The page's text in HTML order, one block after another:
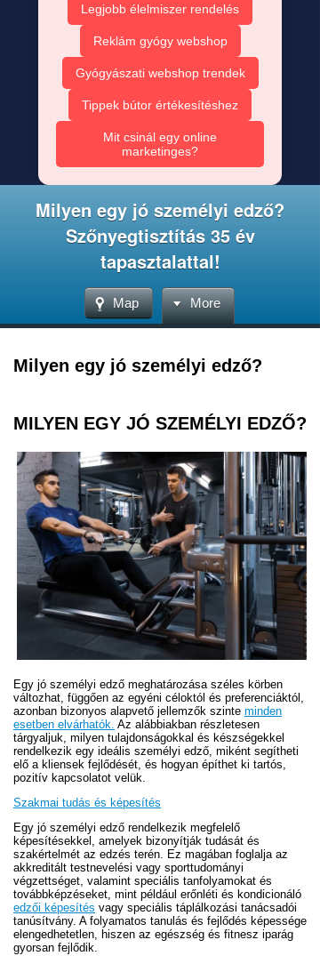
Legjobb élelmiszer rendelés
Reklám gyógy webshop
Gyógyászati webshop trendek
Tippek bútor értékesítéshez
Mit csinál egy online
marketinges?
Milyen egy jó személyi edző?
Szőnyegtisztítás 35 év
tapasztalattal!
Map More
Milyen egy jó személyi edző?
MILYEN EGY JÓ SZEMÉLYI EDZŐ?
Egy jó személyi edző meghatározása széles körben
változhat, függően az egyéni céloktól és preferenciáktól,
azonban bizonyos alapvető jellemzők szinte minden
esetben elvárhatók. Az alábbiakban részletesen
tárgyaljuk, milyen tulajdonságokkal és készségekkel
rendelkezik egy ideális személyi edző, miként segítheti
elő a kliensek fejlődését, és hogyan építhet ki tartós,
pozitív kapcsolatot velük.
Szakmai tudás és képesítés
Egy jó személyi edző rendelkezik megfelelő
képesítésekkel, amelyek bizonyítják tudását és
szakértelmét az edzés terén. Ez magában foglalja az
akkreditált testnevelési vagy sporttudományi
végzettséget, valamint speciális tanfolyamokat és
továbbképzéseket, mint például erőnléti és kondicionáló
edzői képesítés vagy speciális táplálkozási tanácsadói
tanúsítvány. A folyamatos tanulás és fejlődés képessége
elengedhetetlen, hiszen az egészség és fitnesz iparág
gyorsan fejlődik.